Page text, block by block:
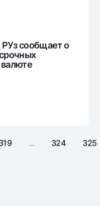
сообщает о
... 324 325